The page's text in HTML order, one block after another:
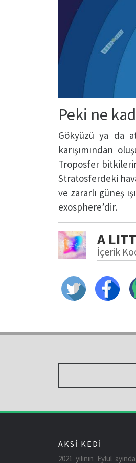
Peki ne
Gökyüzü ya da
karışımından
Troposfer
Stratosferdeki
ve zararlı güneş
exosphere’dir.
A
İçerik
AKSİ KEDİ
2021 yılının Eylül